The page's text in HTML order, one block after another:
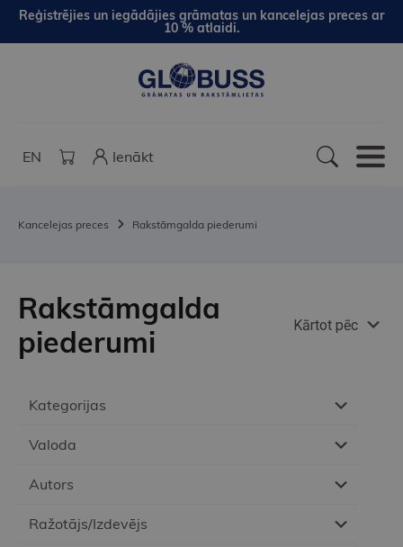
Reģistrējies un iegādājies grāmatas un kancelejas preces ar
10 % atlaidi.
EN Ienākt
Kancelejas preces Rakstāmgalda piederumi
Kategorijas
Valoda
Autors
Ražotājs/Izdevējs
Rakstāmgalda
piederumi
Kārtot pēc